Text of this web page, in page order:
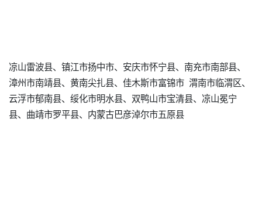
凉山雷波县、镇江市扬中市、安庆市怀宁县、南充市南部县、
漳州市南靖县、黄南尖扎县、佳木斯市富锦市 渭南市临渭区、
云浮市郁南县、绥化市明水县、双鸭山市宝清县、凉山冕宁
县、曲靖市罗平县、内蒙古巴彦淖尔市五原县